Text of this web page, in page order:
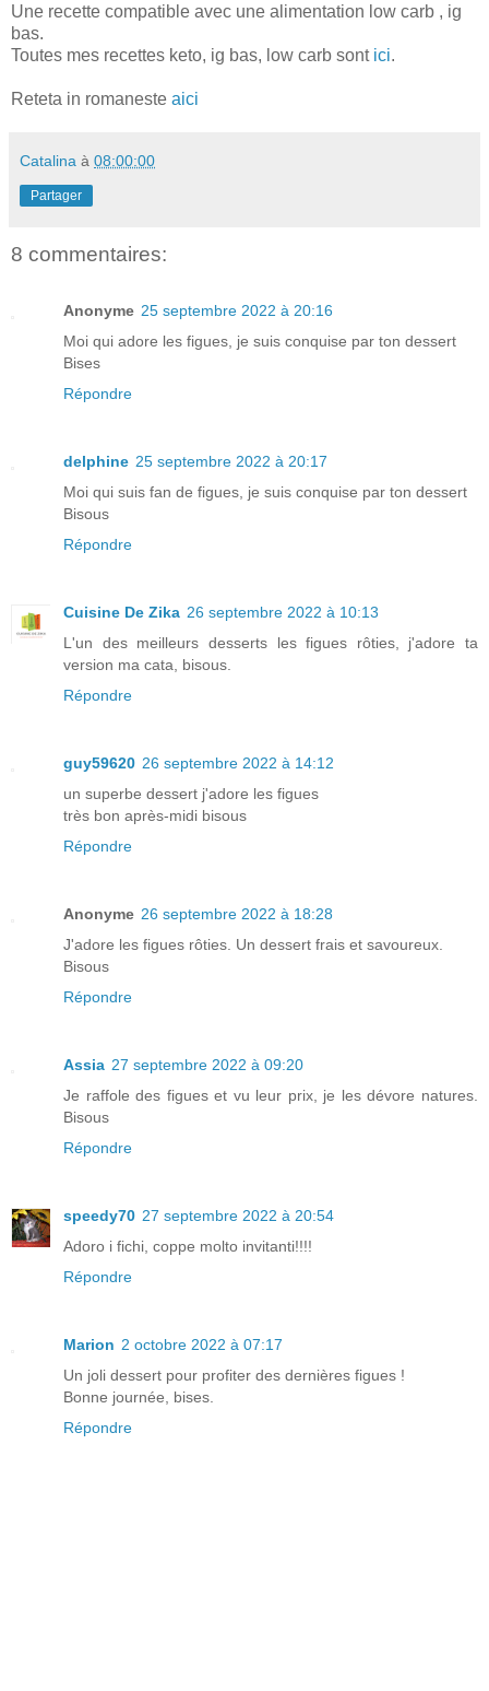
Une recette compatible avec une alimentation low carb , ig
bas.
Toutes mes recettes keto, ig bas, low carb sont ici.
Reteta in romaneste aici
Catalina à 08:00:00
Partager
8 commentaires:
Anonyme 25 septembre 2022 à 20:16
Moi qui adore les figues, je suis conquise par ton dessert
Bises
Répondre
delphine 25 septembre 2022 à 20:17
Moi qui suis fan de figues, je suis conquise par ton dessert
Bisous
Répondre
Cuisine De Zika 26 septembre 2022 à 10:13
L'un des meilleurs desserts les figues rôties, j'adore ta
version ma cata, bisous.
Répondre
guy59620 26 septembre 2022 à 14:12
un superbe dessert j'adore les figues
très bon après-midi bisous
Répondre
Anonyme 26 septembre 2022 à 18:28
J'adore les figues rôties. Un dessert frais et savoureux.
Bisous
Répondre
Assia 27 septembre 2022 à 09:20
Je raffole des figues et vu leur prix, je les dévore natures.
Bisous
Répondre
speedy70 27 septembre 2022 à 20:54
Adoro i fichi, coppe molto invitanti!!!!
Répondre
Marion 2 octobre 2022 à 07:17
Un joli dessert pour profiter des dernières figues !
Bonne journée, bises.
Répondre